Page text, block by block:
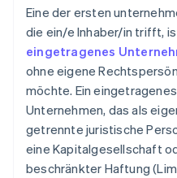
Betriebsvereinbarungen
Neue Arbeitgeber-
beantragen
Neue Bankkonten
Verträge und
Steuerbehörden
aktualisieren
Gründungsaktien ohne
erwerben
Automatische
Steuerformulars
Hochwertige rechtliche
Ein Jahr Stripe
Partnergutschriften und
50.000 USD
Eine der ersten
die ein/e Inhaber/in trifft,
eingetragenes
ohne eigene
möchte. Ein
Unternehmen, das als
getrennte juristische
eine Kapitalgesellschaft
beschränkter Haftung